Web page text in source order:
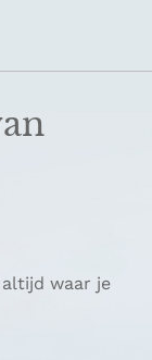
waar je